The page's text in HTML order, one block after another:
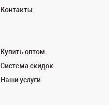
Контакты
Купить оптом
Система скидок
Наши услуги